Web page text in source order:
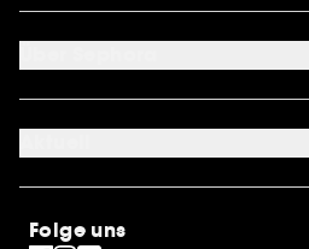
Mein Konto
Sephora Unlimited
Über uns
Karriere
SEPHORA Prize
Pride
Folge uns